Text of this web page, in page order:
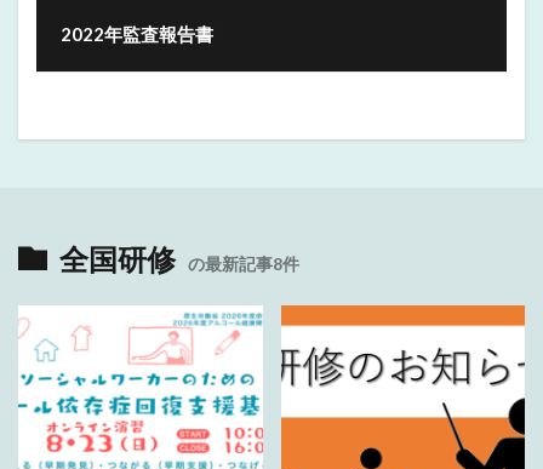
2022年監査報告書
全国研修 の最新記事8件